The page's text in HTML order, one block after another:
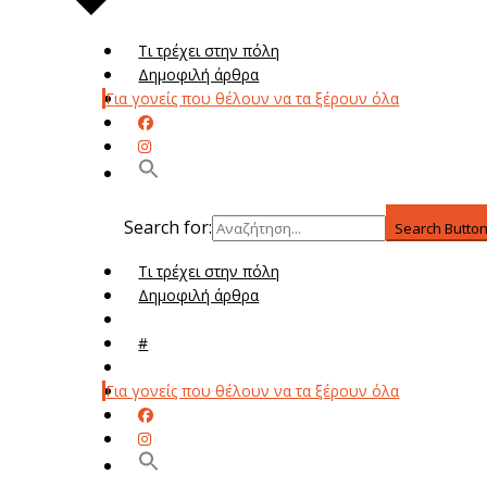
Τι τρέχει στην πόλη
Δημοφιλή άρθρα
Για γονείς που θέλουν να τα ξέρουν όλα
Search for: Search
Τι τρέχει στην πόλη
Δημοφιλή άρθρα
#
Για γονείς που θέλουν να τα ξέρουν όλα